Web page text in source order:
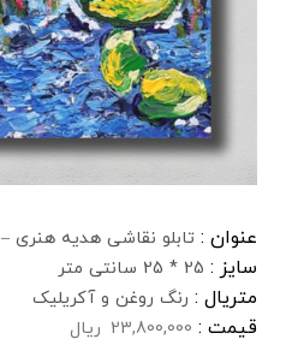
عنوان : تابلو نقاشی هدیه هنری – G0388
سایز : 25 * 25 سانتی متر
متریال : رنگ روغن و آکریلیک
قیمت : 23,800,000 ریال